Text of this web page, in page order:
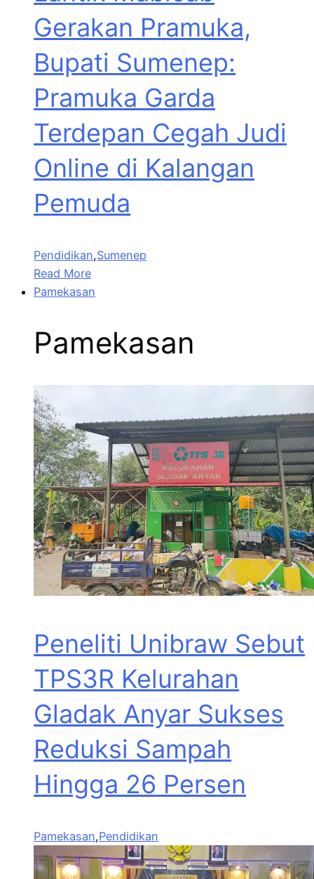
Gerakan Pramuka,
Bupati Sumenep:
Pramuka Garda
Terdepan Cegah Judi
Online di Kalangan
Pemuda
Pendidikan,Sumenep
Read More
Pamekasan
Pamekasan
Peneliti Unibraw Sebut
TPS3R Kelurahan
Gladak Anyar Sukses
Reduksi Sampah
Hingga 26 Persen
Pamekasan,Pendidikan